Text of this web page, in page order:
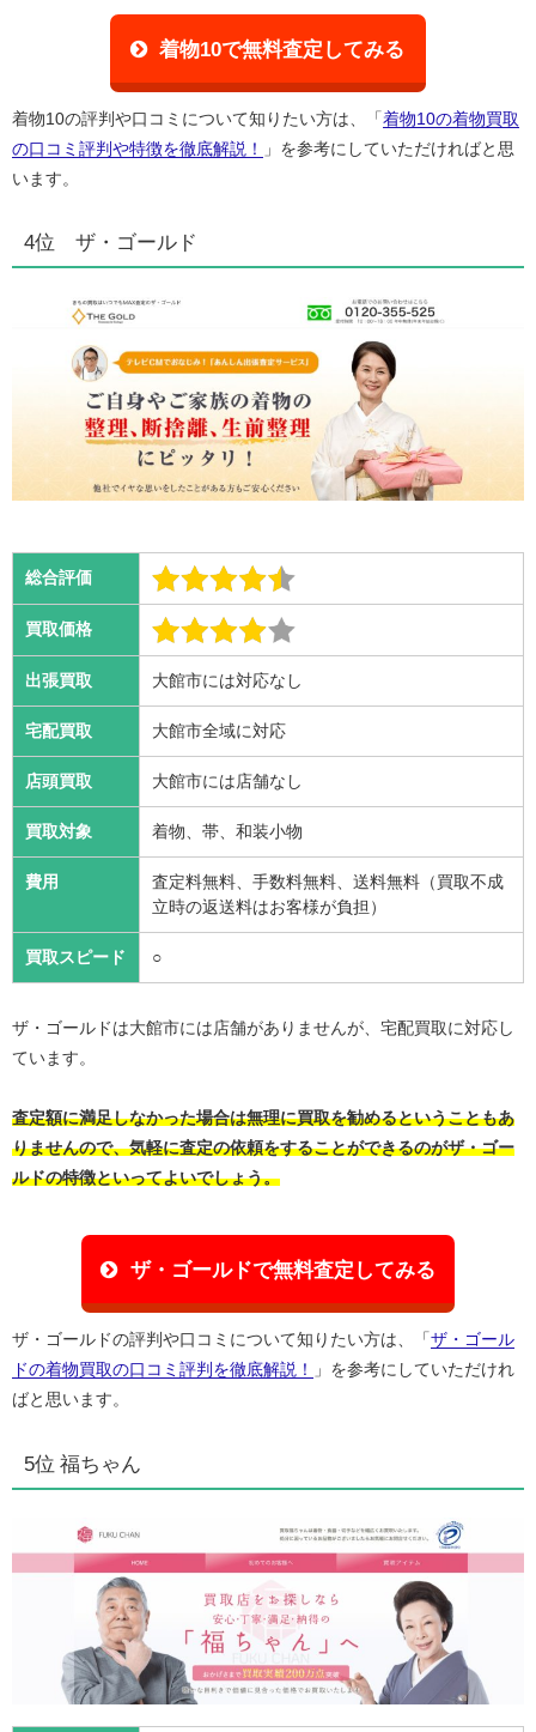
着物10で無料査定してみる
着物10の評判や口コミについて知りたい方は、「 着物10の着物買取
の口コミ評判や特徴を徹底解説！
」を参考にしていただければと思
います。
4位 ザ・ゴールド
総合評価
買取価格
出張買取 大館市には対応なし
宅配買取 大館市全域に対応
店頭買取 大館市には店舗なし
買取対象 着物、帯、和装小物
費用
査定料無料、手数料無料、送料無料（買取不成
立時の返送料はお客様が負担）
買取スピード ○
ザ・ゴールドは大館市には店舗がありませんが、宅配買取に対応し
ています。
査定額に満足しなかった場合は無理に買取を勧めるということもあ
りませんので、気軽に査定の依頼をすることができるのがザ・ゴー
ルドの特徴といってよいでしょう。
ザ・ゴールドで無料査定してみる
ザ・ゴールドの評判や口コミについて知りたい方は、「 ザ・ゴール
ドの着物買取の口コミ評判を徹底解説！
」を参考にしていただけれ
ばと思います。
5位 福ちゃん